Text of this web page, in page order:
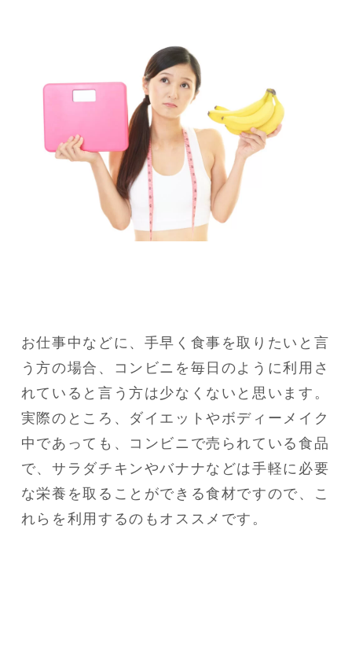
お仕事中などに、手早く食事を取りたいと言
う方の場合、コンビニを毎日のように利用さ
れていると言う方は少なくないと思います。
実際のところ、ダイエットやボディーメイク
中であっても、コンビニで売られている食品
で、サラダチキンやバナナなどは手軽に必要
な栄養を取ることができる食材ですので、こ
れらを利用するのもオススメです。